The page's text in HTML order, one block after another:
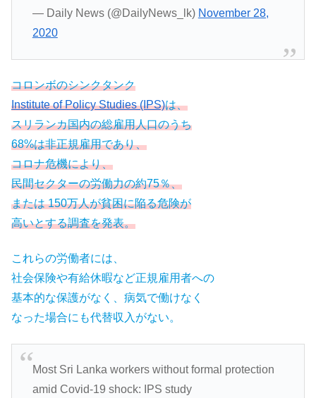
— Daily News (@DailyNews_lk) November 28,
2020
コロンボのシンクタンク
Institute of Policy Studies (IPS)は、
スリランカ国内の総雇用人口のうち
68%は非正規雇用であり、
コロナ危機により、
民間セクターの労働力の約75％、
または 150万人が貧困に陥る危険が
高いとする調査を発表。
これらの労働者には、
社会保険や有給休暇など正規雇用者への
基本的な保護がなく、病気で働けなく
なった場合にも代替収入がない。
Most Sri Lanka workers without formal protection
amid Covid-19 shock: IPS study